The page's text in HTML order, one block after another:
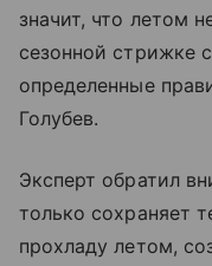
значит, что летом
сезонной стрижке
определенные
Голубев.
Эксперт обратил
только сохраняет
прохладу летом,